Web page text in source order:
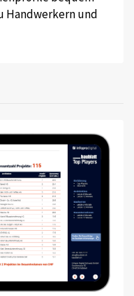
Handwerkern und